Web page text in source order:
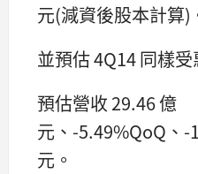
元(減資後股本計算)
並預估 4Q14 同樣
預估營收 29.46 億
元、-5.49%QoQ、-
元。